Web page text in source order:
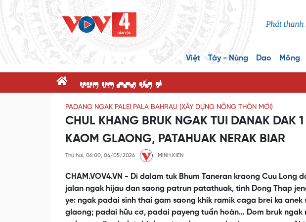
Việt Tày - Nùng Dao Mông
dnK dK ppR x@P c'
PADANG NGAK PALEI PALA BAHRAU (XÂY DỰNG NÔNG THÔN MỚI)
CHUL KHANG BRUK NGAK TUI DANAK DAK
KAOM GLAONG, PATAHUAK NERAK BIAR
Thứ hai, 06:00, 04/05/2026 MINH KIEN
CHAM.VOV4.VN - Di dalam tuk Bhum Taneran kraong Cuu Long
jalan ngak hijau dan saong patrun patathuak, tinh Dong Thap
ye: ngak padai sinh thai gam saong khik ramik caga brei ka
glaong; padai hữu cơ, padai payeng tuần hoàn… Dom bruk ngak